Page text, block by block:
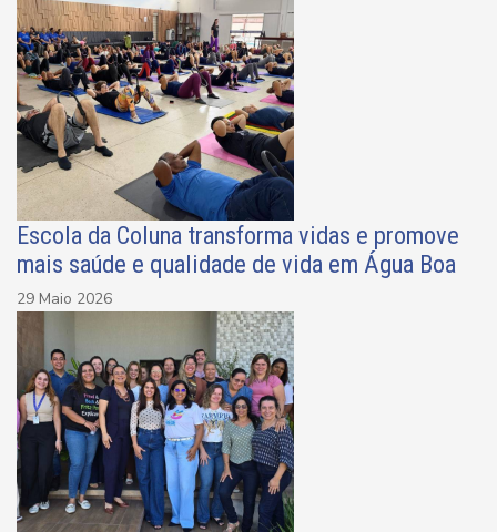
Escola da Coluna transforma vidas e promove
mais saúde e qualidade de vida em Água Boa
29 Maio 2026